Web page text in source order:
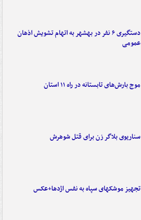
دستگیری ۶ نفر در بهشهر به اتهام تشویش اذهان
عمومی
موج بارش‌های تابستانه در راه ۱۱ استان
سناریوی بلاگر زن برای قتل شوهرش
تجهیز موشکهای سپاه به نفس اژدها+عکس